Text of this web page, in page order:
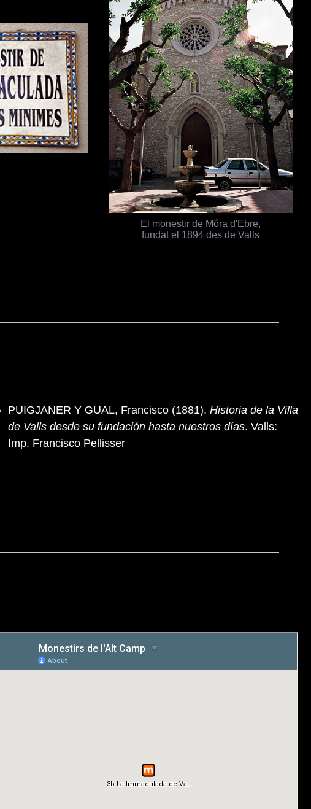
El monestir de Móra d'Ebre,
fundat el 1894 des de Valls
PUIGJANER Y GUAL, Francisco (1881). Historia de la Villa
de Valls desde su fundación hasta nuestros días. Valls:
Imp. Francisco Pellisser